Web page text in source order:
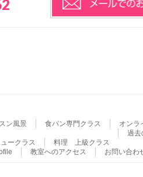
ン風景 食パン専門クラス
オンラ
ークラス 料理 上級クラス
過去
教室へのアクセス お問い合わ